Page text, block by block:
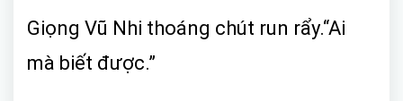
Giọng Vũ Nhi thoáng chút run rẩy.“Ai
mà biết được.”